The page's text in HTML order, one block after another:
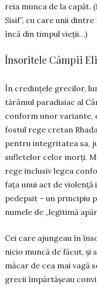
reia munca de la capăt.
Sisif”, cu care unii
încă din timpul vieții…)
Însoritele Câmpii
În credințele grecilor,
tărâmul paradisiac al
conform unor varian­te,
fostul rege cretan
pentru in­tegritatea sa,
sufletelor celor morți.
rege inclusiv legea
fața unui act de
pedepsit – un principiu
numele de „legitimă
Cei care ajungeau în
nicio muncă de făcut, și
măcar de cea mai vagă
grecii împărtășeau